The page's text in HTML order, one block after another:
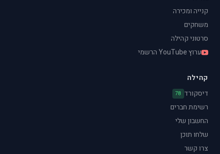
קנייה ומכירה
משחקים
סרטוני קהילה
ערוץ YouTube הרשמי
קהילה
דיסקורד 78
רשימת חברים
החשבון שלי
שלחו תוכן
צרו קשר